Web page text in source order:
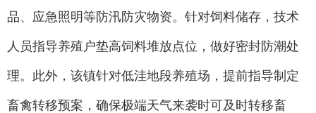
品、应急照明等防汛防灾物资。针对饲料储存，技术
人员指导养殖户垫高饲料堆放点位，做好密封防潮处
理。此外，该镇针对低洼地段养殖场，提前指导制定
畜禽转移预案，确保极端天气来袭时可及时转移畜